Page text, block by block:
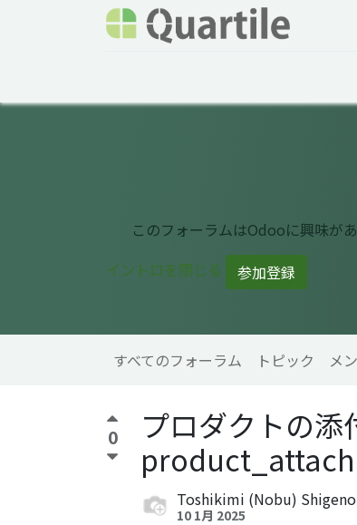
このフォーラムはOdooに興味が
イントロを閉じる
参加登録
すべてのフォーラム トピック メ
0
プロダクトの
Toshikimi (Nobu)
10 1月 2025